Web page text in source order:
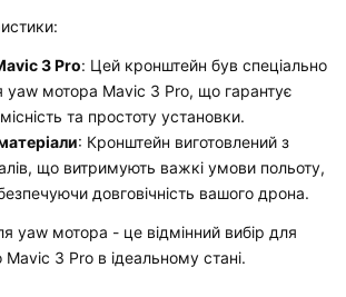
3 Pro: Цей кронштейн був спеціально
yaw мотора Mavic 3 Pro, що гарантує
та простоту установки.
: Кронштейн виготовлений з
що витримують важкі умови польоту,
довговічність вашого дрона.
yaw мотора - це відмінний вибір для
3 Pro в ідеальному стані.